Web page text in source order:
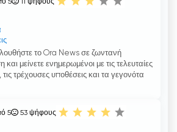
5 ψήφους
το Ora News σε ζωντανή
και μείνετε ενημερωμένοι με τις τελευταίες
τις τρέχουσες υποθέσεις και τα γεγονότα
5 53 ψήφους